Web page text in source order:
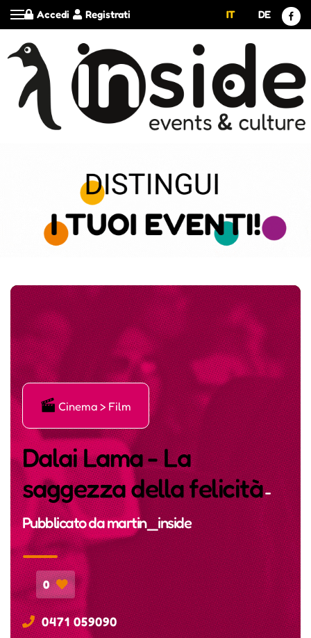
Registrati
Accedi IT DE
Ę Cinema > Film
Dalai Lama - La
saggezza della felicità-
Pubblicato damartin_inside
0
0471 059090